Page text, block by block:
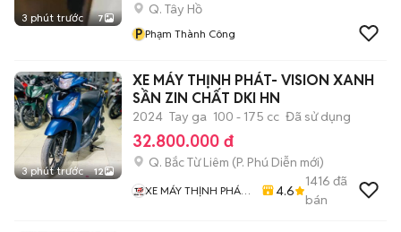
3 phút trước 7
Q. Tây Hồ
P Phạm Thành Công
3 phút trước 12
XE MÁY THỊNH PHÁT- VISION XANH
SẦN ZIN CHẤT DKI HN
2024 Tay ga 100 - 175 cc Đã sử dụng
32.800.000 đ
Q. Bắc Từ Liêm (P. Phú Diễn mới)
XE MÁY THỊNH PHÁT
4.6
1416 đã
bán